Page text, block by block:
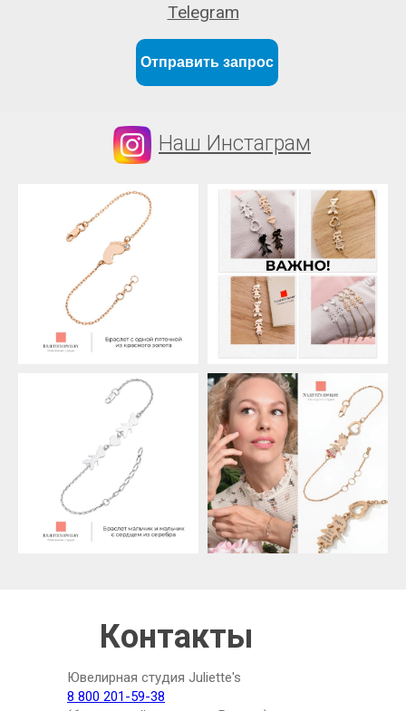
Отправить запрос
Telegram
Наш Инстаграм
Ювелирная студия Juliette's
8 800 201-59-38
Контакты